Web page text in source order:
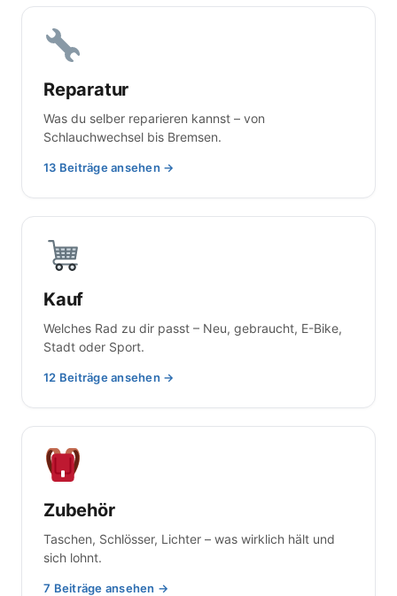
Reparatur
Was du selber reparieren kannst – von
Schlauchwechsel bis Bremsen.
13 Beiträge ansehen →
Kauf
Welches Rad zu dir passt – Neu, gebraucht, E-Bike,
Stadt oder Sport.
12 Beiträge ansehen →
Zubehör
Taschen, Schlösser, Lichter – was wirklich hält und
sich lohnt.
7 Beiträge ansehen →